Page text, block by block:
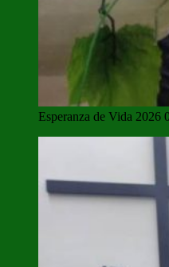
Esperanza de Vida 2026